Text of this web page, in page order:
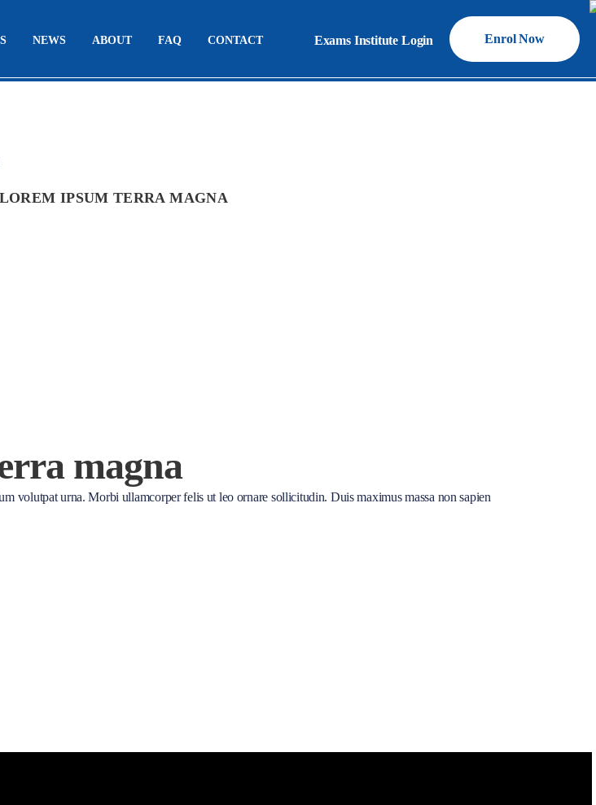
NEWS ABOUT FAQ CONTACT
Exams Institute Login
Enrol Now
IPSUM TERRA MAGNA
magna
volutpat urna. Morbi ullamcorper felis ut leo ornare sollicitudin. Duis maximus massa non sapien